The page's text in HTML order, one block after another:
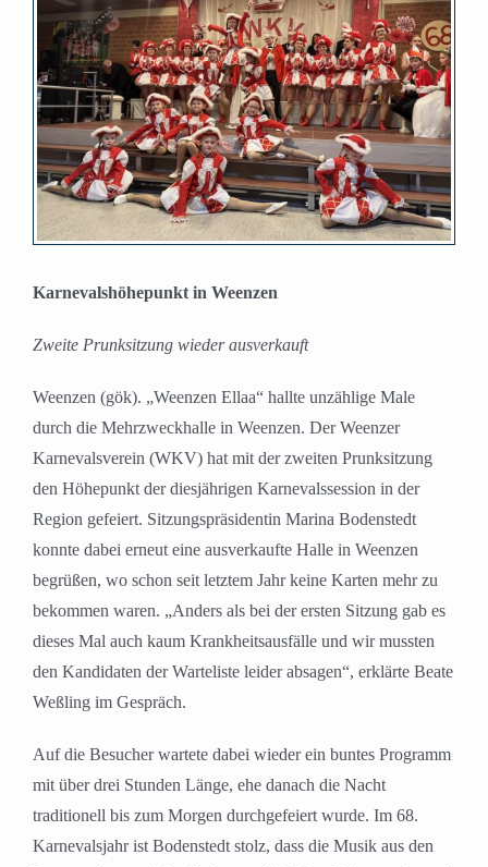
Bild
Karnevalshöhepunkt in Weenzen
Zweite Prunksitzung wieder ausverkauft
Weenzen (gök). „Weenzen Ellaa“ hallte unzählige Male
durch die Mehrzweckhalle in Weenzen. Der Weenzer
Karnevalsverein (WKV) hat mit der zweiten Prunksitzung
den Höhepunkt der diesjährigen Karnevalssession in der
Region gefeiert. Sitzungspräsidentin Marina Bodenstedt
konnte dabei erneut eine ausverkaufte Halle in Weenzen
begrüßen, wo schon seit letztem Jahr keine Karten mehr zu
bekommen waren. „Anders als bei der ersten Sitzung gab es
dieses Mal auch kaum Krankheitsausfälle und wir mussten
den Kandidaten der Warteliste leider absagen“, erklärte Beate
Weßling im Gespräch.
Auf die Besucher wartete dabei wieder ein buntes Programm
mit über drei Stunden Länge, ehe danach die Nacht
traditionell bis zum Morgen durchgefeiert wurde. Im 68.
Karnevalsjahr ist Bodenstedt stolz, dass die Musik aus den